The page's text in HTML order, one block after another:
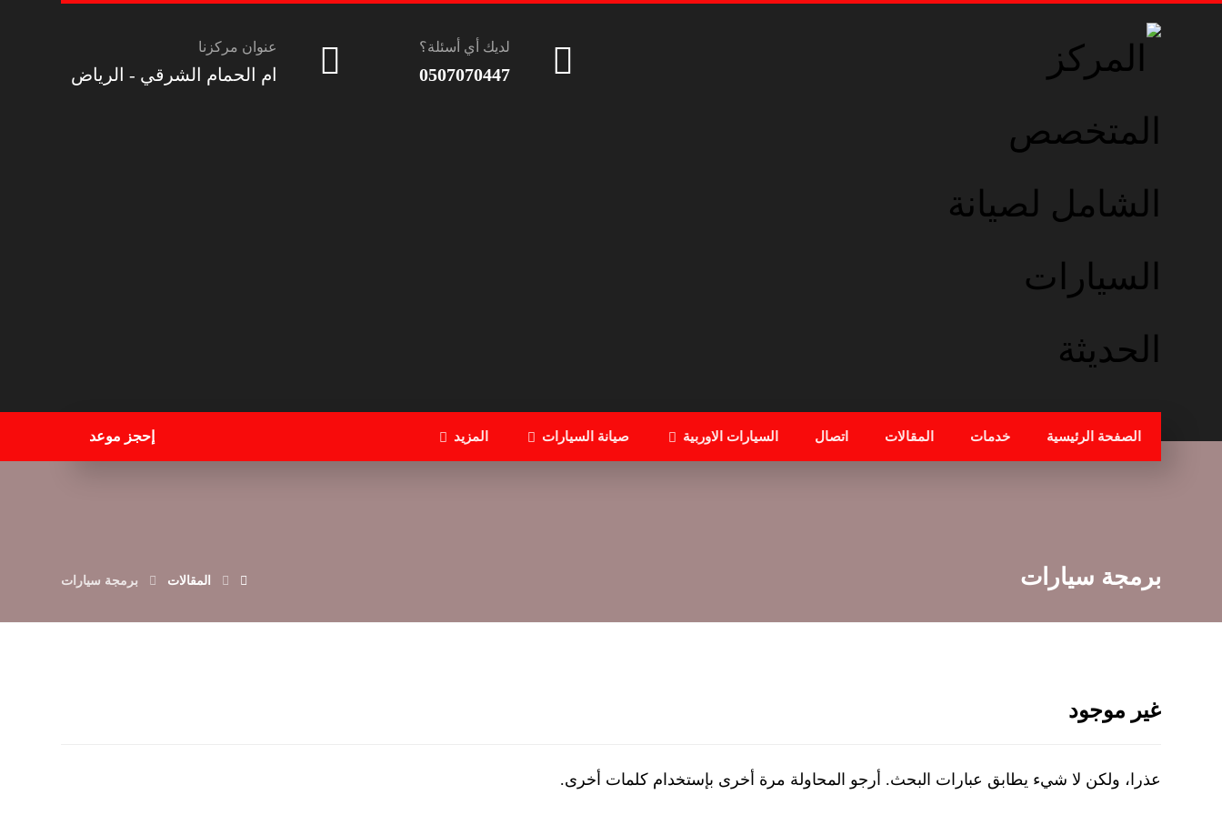
عنوان مركزنا
ام الحمام الشرقي - الرياض
لديك أي أسئلة؟
0507070447
الصفحة الرئيسية خدمات المقالات اتصال السيارات الاوربية صيانة السيارات المزيد إحجز موعد
برمجة سيارات المقالات برمجة سيارات
غير موجود
عذرا، ولكن لا شيء يطابق عبارات البحث. أرجو المحاولة مرة أخرى بإستخدام كلمات أخرى.